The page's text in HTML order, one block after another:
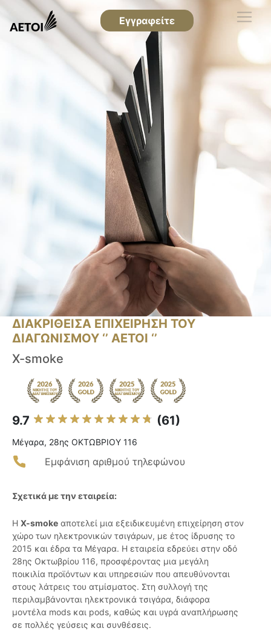
Εγγραφείτε
ΔΙΑΚΡΙΘΕΙΣΑ ΕΠΙΧΕΙΡΗΣΗ ΤΟΥ
ΔΙΑΓΩΝΙΣΜΟΥ ‘’ ΑΕΤΟΙ ‘’
X-smoke
9.7 (61)
Μέγαρα, 28ης ΟΚΤΩΒΡΙΟΥ 116
Εμφάνιση αριθμού τηλεφώνου
Σχετικά με την εταιρεία:
Η X-smoke αποτελεί μια εξειδικευμένη επιχείρηση στον
χώρο των ηλεκτρονικών τσιγάρων, με έτος ίδρυσης το
2015 και έδρα τα Μέγαρα. Η εταιρεία εδρεύει στην οδό
28ης Οκτωβρίου 116, προσφέροντας μια μεγάλη
ποικιλία προϊόντων και υπηρεσιών που απευθύνονται
στους λάτρεις του ατμίσματος. Στη συλλογή της
περιλαμβάνονται ηλεκτρονικά τσιγάρα, διάφορα
μοντέλα mods και pods, καθώς και υγρά αναπλήρωσης
σε πολλές γεύσεις και συνθέσεις.